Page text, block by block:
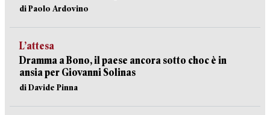
di Paolo Ardovino
L’attesa
Dramma a Bono, il paese ancora sotto choc è in
ansia per Giovanni Solinas
di Davide Pinna